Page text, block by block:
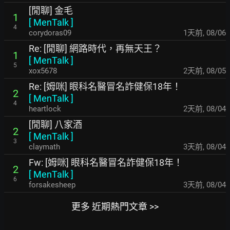
1
4
[閒聊] 金毛
[ MenTalk]
corydoras09 1天前, 08/06
1
5
Re: [閒聊] 網路時代，再無天王？
[ MenTalk]
xox5678 2天前, 08/05
2
4
Re: [姆咪] 眼科名醫冒名詐健保18年！
[ MenTalk]
heartlock 2天前, 08/04
2
3
[閒聊] 八家酒
[ MenTalk]
claymath 3天前, 08/04
2
6
Fw: [姆咪] 眼科名醫冒名詐健保18年！
[ MenTalk]
forsakesheep 3天前, 08/04
更多 近期熱門文章 >>